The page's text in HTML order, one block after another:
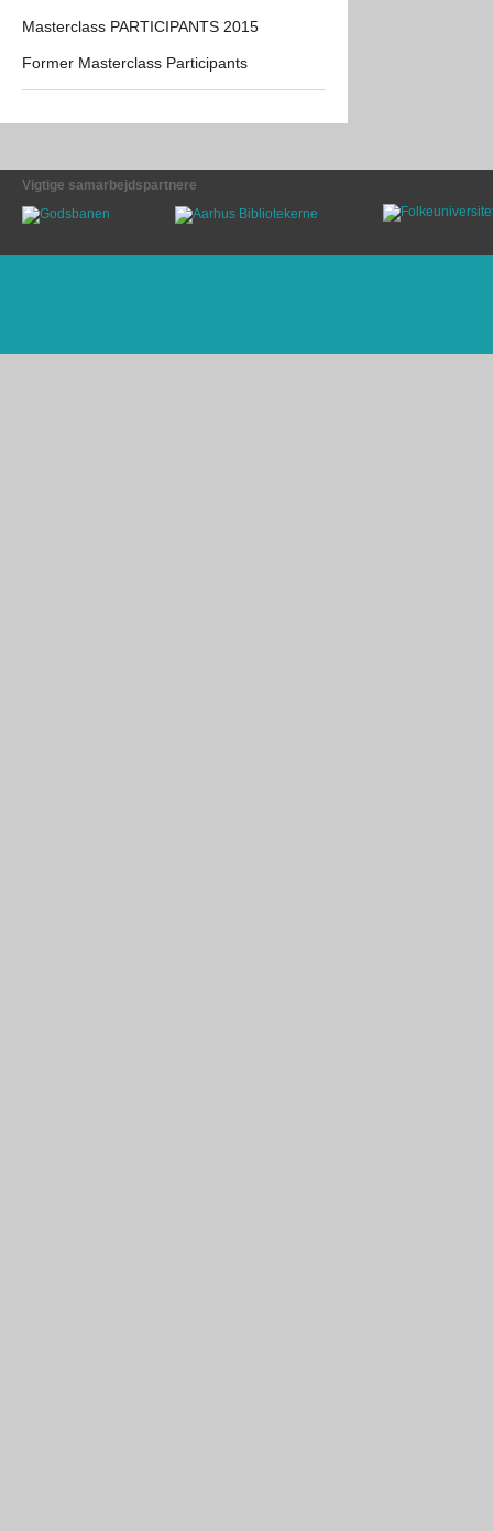
Masterclass PARTICIPANTS 2015
Former Masterclass Participants
Vigtige samarbejdspartnere